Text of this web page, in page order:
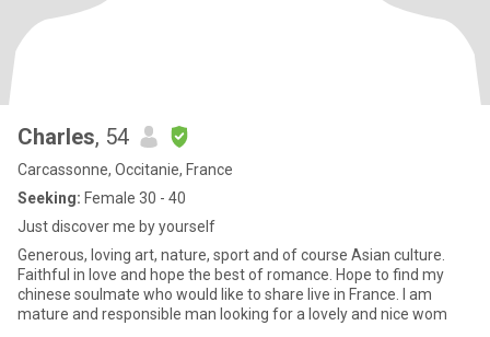
Charles, 54
Carcassonne, Occitanie, France
Seeking: Female 30 - 40
Just discover me by yourself
Generous, loving art, nature, sport and of course Asian culture.
Faithful in love and hope the best of romance. Hope to find my
chinese soulmate who would like to share live in France. I am
mature and responsible man looking for a lovely and nice wom